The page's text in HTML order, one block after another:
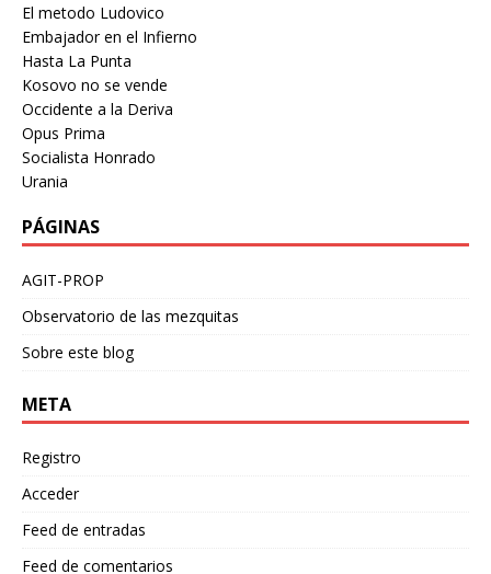
El metodo Ludovico
Embajador en el Infierno
Hasta La Punta
Kosovo no se vende
Occidente a la Deriva
Opus Prima
Socialista Honrado
Urania
PÁGINAS
AGIT-PROP
Observatorio de las mezquitas
Sobre este blog
META
Registro
Acceder
Feed de entradas
Feed de comentarios